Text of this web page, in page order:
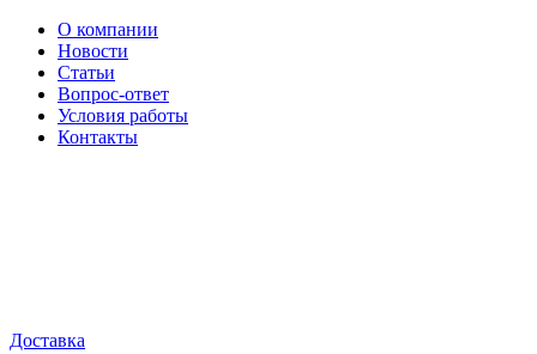
О компании
Новости
Статьи
Вопрос-ответ
Условия работы
Контакты
Доставка